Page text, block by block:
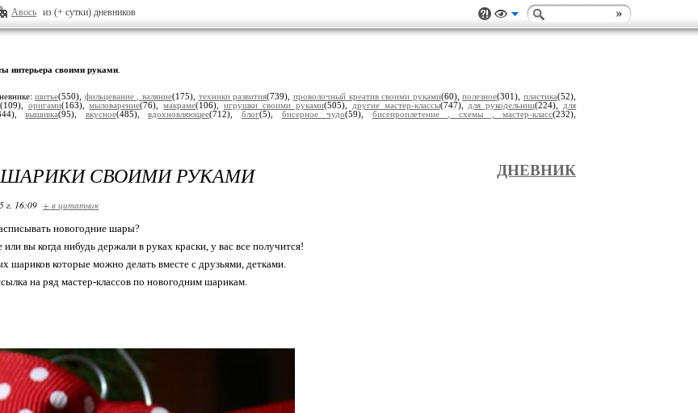
Авось из (+ сутки) дневников
интерьера своими руками
шитье(550), фильцевание , валяние(175), техники развития(739), проволочный креатив своими руками(60),полезное(301), пластика(52),
(109), оригами(163),мыловарение(76),макраме(106),игрушки своими руками(505), другие мастер-классы(747), для рукодельниц(224), для
вышивка(95), вкусное(485),вдохновляющее(712), блог(5), бисерное чудо(59), бисепроплетение , схемы , мастер-класс(232),
СВОИМИ РУКАМИ ДНЕВНИК
г. 16:09 + в цитатник
новогодние шары?
вы когда нибудь держали в руках краски, у вас все получится!
шариков которые можно делать вместе с друзьями, детками.
на ряд мастер-классов по новогодним шарикам.